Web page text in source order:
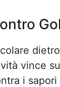
vince
i